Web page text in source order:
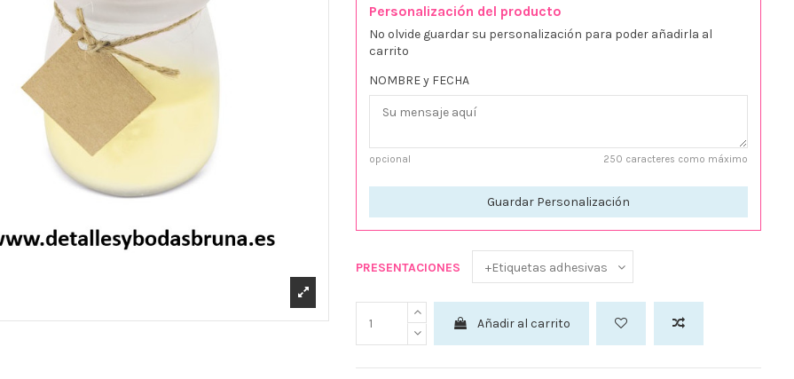
Personalización del producto
No olvide guardar su personalización para poder añadirla al
carrito
NOMBRE y FECHA
opcional 250 caracteres como máximo
Guardar Personalización
PRESENTACIONES
Añadir al carrito